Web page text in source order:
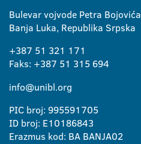
Bulevar vojvode Petra Bojovića
Banja Luka, Republika Srpska
+387 51 321 171
Faks: +387 51 315 694
info@unibl.org
PIC broj: 995591705
ID broj: E10186843
Erazmus kod: BA BANJA02